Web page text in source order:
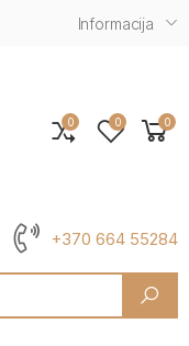
Informacija
+370 664 55284
0 0 0